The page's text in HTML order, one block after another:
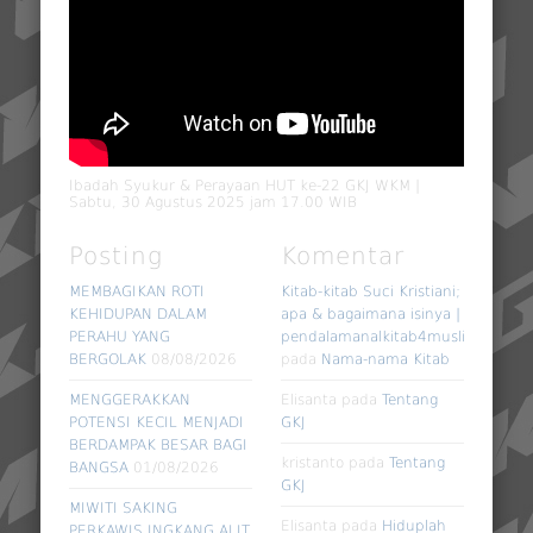
Ibadah Syukur & Perayaan HUT ke-22 GKJ WKM |
Sabtu, 30 Agustus 2025 jam 17.00 WIB
Posting
MEMBAGIKAN ROTI
KEHIDUPAN DALAM
PERAHU YANG
BERGOLAK 08/08/2026
MENGGERAKKAN
POTENSI KECIL MENJADI
BERDAMPAK BESAR BAGI
BANGSA 01/08/2026
MIWITI SAKING
Komentar
Kitab-kitab Suci Kristiani;
apa & bagaimana isinya |
pendalamanalkitab4muslim
pada Nama-nama Kitab
Elisanta padaTentang
GKJ
kristanto padaTentang
GKJ
Elisanta pada Hiduplah